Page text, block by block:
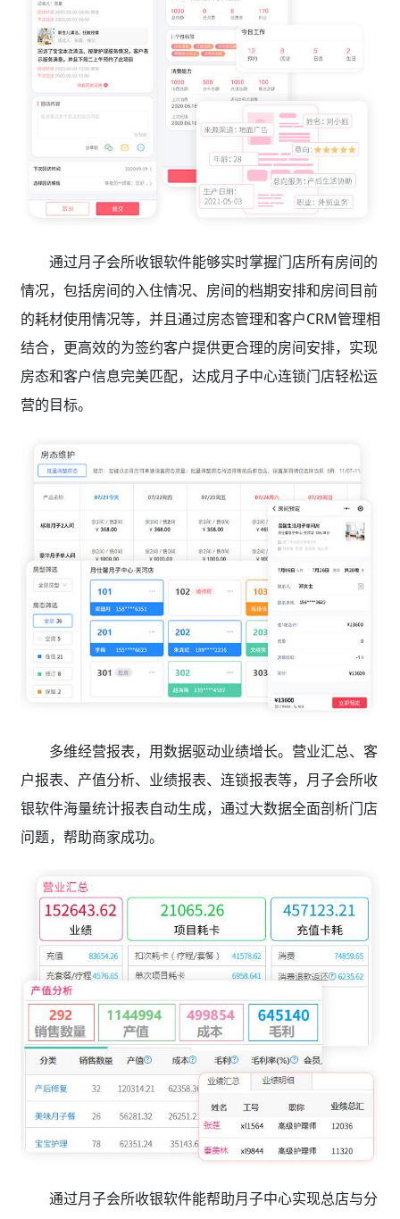
通过月子会所收银软件能够实时掌握门店所有房间的
情况，包括房间的入住情况、房间的档期安排和房间目前
的耗材使用情况等，并且通过房态管理和客户CRM管理相
结合，更高效的为签约客户提供更合理的房间安排，实现
房态和客户信息完美匹配，达成月子中心连锁门店轻松运
营的目标。
多维经营报表，用数据驱动业绩增长。营业汇总、客
户报表、产值分析、业绩报表、连锁报表等，月子会所收
银软件海量统计报表自动生成，通过大数据全面剖析门店
问题，帮助商家成功。
通过月子会所收银软件能帮助月子中心实现总店与分